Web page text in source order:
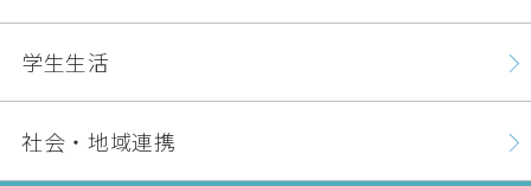
学生生活
社会・地域連携